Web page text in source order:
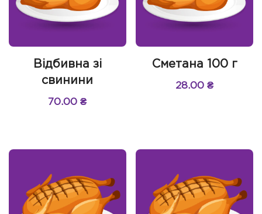
Відбивна зі
свинини
70.00₴
Сметана 100 г
28.00₴